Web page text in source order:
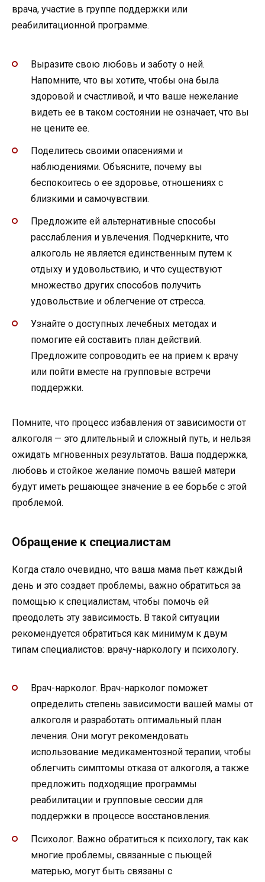
врача, участие в группе поддержки или
реабилитационной программе.
Выразите свою любовь и заботу о ней.
Напомните, что вы хотите, чтобы она была
здоровой и счастливой, и что ваше нежелание
видеть ее в таком состоянии не означает, что вы
не цените ее.
Поделитесь своими опасениями и
наблюдениями. Объясните, почему вы
беспокоитесь о ее здоровье, отношениях с
близкими и самочувствии.
Предложите ей альтернативные способы
расслабления и увлечения. Подчеркните, что
алкоголь не является единственным путем к
отдыху и удовольствию, и что существуют
множество других способов получить
удовольствие и облегчение от стресса.
Узнайте о доступных лечебных методах и
помогите ей составить план действий.
Предложите сопроводить ее на прием к врачу
или пойти вместе на групповые встречи
поддержки.
Помните, что процесс избавления от зависимости от
алкоголя — это длительный и сложный путь, и нельзя
ожидать мгновенных результатов. Ваша поддержка,
любовь и стойкое желание помочь вашей матери
будут иметь решающее значение в ее борьбе с этой
проблемой.
Обращение к специалистам
Когда стало очевидно, что ваша мама пьет каждый
день и это создает проблемы, важно обратиться за
помощью к специалистам, чтобы помочь ей
преодолеть эту зависимость. В такой ситуации
рекомендуется обратиться как минимум к двум
типам специалистов: врачу-наркологу и психологу.
Врач-нарколог. Врач-нарколог поможет
определить степень зависимости вашей мамы от
алкоголя и разработать оптимальный план
лечения. Они могут рекомендовать
использование медикаментозной терапии, чтобы
облегчить симптомы отказа от алкоголя, а также
предложить подходящие программы
реабилитации и групповые сессии для
поддержки в процессе восстановления.
Психолог. Важно обратиться к психологу, так как
многие проблемы, связанные с пьющей
матерью, могут быть связаны с